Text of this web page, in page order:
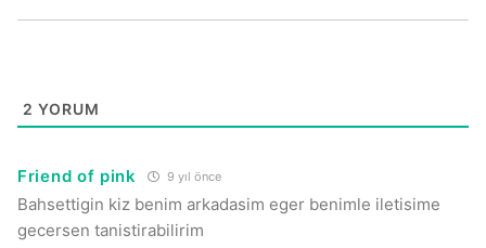
2 YORUM
Friend of pink 9 yıl önce
Bahsettigin kiz benim arkadasim eger benimle iletisime
gecersen tanistirabilirim